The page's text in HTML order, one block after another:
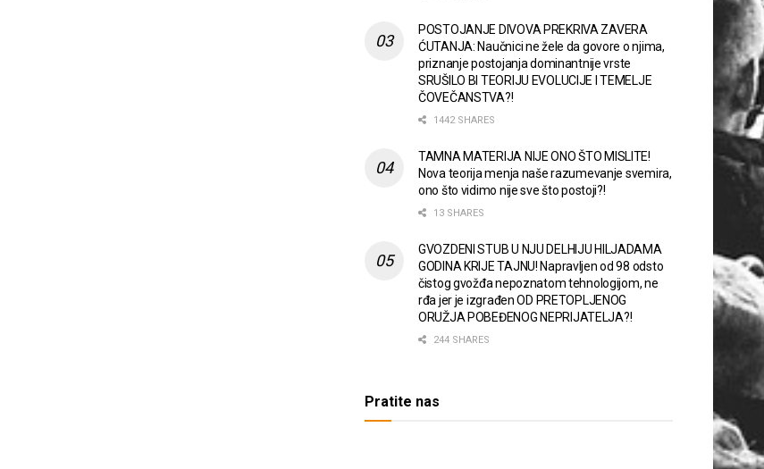
POSTOJANJE DIVOVA PREKRIVA ZAVERA
ĆUTANJA: Naučnici ne žele da govore o njima,
priznanje postojanja dominantnije vrste
SRUŠILO BI TEORIJU EVOLUCIJE I TEMELJE
ČOVEČANSTVA?!
1442 SHARES
TAMNA MATERIJA NIJE ONO ŠTO MISLITE!
Nova teorija menja naše razumevanje svemira,
ono što vidimo nije sve što postoji?!
13 SHARES
GVOZDENI STUB U NJU DELHIJU HILJADAMA
GODINA KRIJE TAJNU! Napravljen od 98 odsto
čistog gvožđa nepoznatom tehnologijom, ne
rđa jer je izgrađen OD PRETOPLJENOG
ORUŽJA POBEĐENOG NEPRIJATELJA?!
244 SHARES
Pratite nas